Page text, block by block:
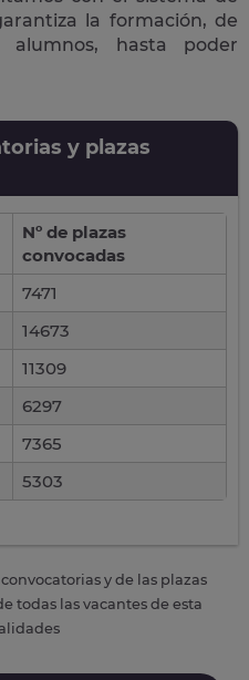
la formación, de
hasta poder
y plazas
Nº de plazas
convocadas
7471
14673
11309
6297
7365
5303
y de las plazas
todas las vacantes de esta